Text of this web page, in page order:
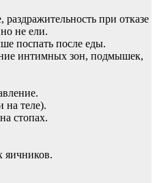
при отказе
не ели.
поспать после еды.
интимных зон, подмышек,
на теле).
стопах.
яичников.